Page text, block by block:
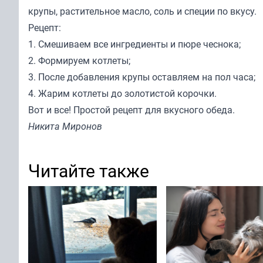
крупы, растительное масло, соль и специи по вкусу.
Рецепт:
1. Смешиваем все ингредиенты и пюре чеснока;
2. Формируем котлеты;
3. После добавления крупы оставляем на пол часа;
4. Жарим котлеты до золотистой корочки.
Вот и все! Простой рецепт для вкусного обеда.
Никита Миронов
Читайте также